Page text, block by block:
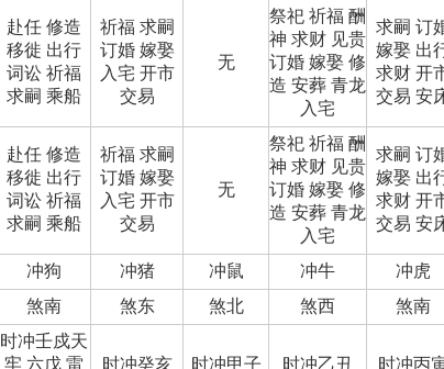
赴任 修造
移徙 出行
词讼 祈福
求嗣 乘船
祈福 求嗣
订婚 嫁娶
入宅 开市
交易
无
祭祀 祈福 酬
神 求财 见贵
订婚 嫁娶 修
造 安葬 青龙
入宅
求嗣 订
嫁娶 出
求财 开
交易 安
赴任 修造
移徙 出行
词讼 祈福
求嗣 乘船
祈福 求嗣
订婚 嫁娶
入宅 开市
交易
无
祭祀 祈福 酬
神 求财 见贵
订婚 嫁娶 修
造 安葬 青龙
入宅
求嗣 订
嫁娶 出
求财 开
交易 安
冲狗 冲猪 冲鼠 冲牛 冲虎
煞南 煞东 煞北 煞西 煞南
时冲壬戍天
牢 六戊 雷
时冲癸亥 时冲甲子 时冲乙丑 时冲丙